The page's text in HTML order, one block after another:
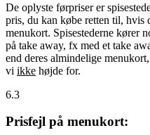
De oplyste førpriser er
pris, du kan købe retten til, hvis
menukort. Spisestederne kører
på take away, fx med et take
end deres almindelige
vi ikke højde for.
6.3
Prisfejl på menukort: